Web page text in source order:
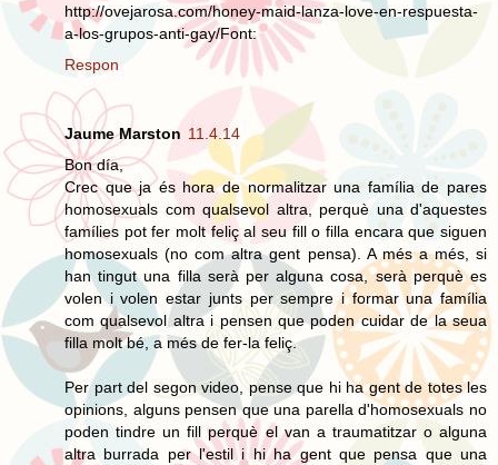
http://ovejarosa.com/honey-maid-lanza-love-en-respuesta-
a-los-grupos-anti-gay/Font:
Respon
Jaume Marston 11.4.14
Bon día,
Crec que ja és hora de normalitzar una família de pares
homosexuals com qualsevol altra, perquè una d'aquestes
famílies pot fer molt feliç al seu fill o filla encara que siguen
homosexuals (no com altra gent pensa). A més a més, si
han tingut una filla serà per alguna cosa, serà perquè es
volen i volen estar junts per sempre i formar una família
com qualsevol altra i pensen que poden cuidar de la seua
filla molt bé, a més de fer-la feliç.
Per part del segon video, pense que hi ha gent de totes les
opinions, alguns pensen que una parella d'homosexuals no
poden tindre un fill perquè el van a traumatitzar o alguna
altra burrada per l'estil i hi ha gent que pensa que una